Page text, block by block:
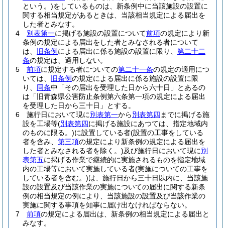
という。)をしているものは、新条例中に当該施設の設置に
関する相当規定があるときは、当該相当規定による届出を
した者とみなす。
4
別表第一に掲げる施設の設置について前項の規定により新
条例の規定による届出をした者とみなされる者について
は、
旧条例 による届出に係る施設の設置に限り、 第二十二
条の規定は、適用しない。
5
前項に規定する者についての第二十一条の規定の適用につ
いては、
旧条例の規定による届出に係る施設の設置に限
り、 同条中「その届出を受理した日から六十日」とあるの
は「旧青森県公害防止条例第六条第一項の規定による届出
を受理した日から三十日」とする。
6
施行日において現に別表第一から別表第四 までに掲げる施
設を工場等(別表第四に掲げる施設にあつては、指定地域内
のものに限る。)に設置している者(設置の工事をしている
者を含み、 第三項の規定により新条例の規定による届出を
した者とみなされる者を除く。)及び施行日において現に別
表第五に掲げる作業で継続的に実施されるものを指定地域
内の工場等において実施している者(実施についての工事を
している者を含む。)は、施行日から三十日以内に、当該施
設の設置及び当該作業の実施についての届出に関する新条
例の相当規定の例により、当該施設の設置及び当該作業の
実施に関する事項を知事に届け出なければならない。
7
前項の規定による届出は、新条例の相当規定による届出と
みなす。